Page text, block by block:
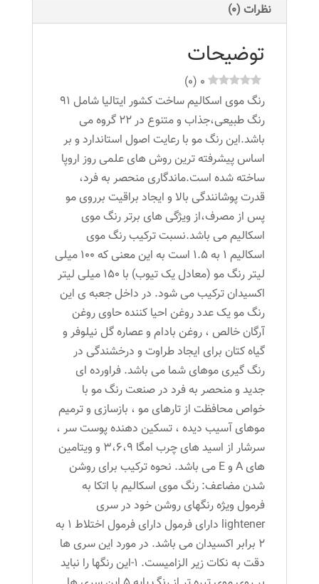
نظرات (0)
توضیحات
0
(
0
)
رنگ موی اسکالیم ساخت کشور ایتالیا شامل 91
رنگ طبیعی،جذاب و متنوع در 22 گروه می
باشد.این رنگ مو با رعایت اصول استاندارد و بر
اساس پیشرفته ترین روش های علمی روز اروپا
ساخته شده است.ماندگاری منحصر به فرد،
قدرت پوشانندگی بالا و ایجاد براقیت برروی مو
پس از مصرف،از ویژگی های برتر رنگ موی
اسکالیم می باشد.نسبت ترکیب رنگ موی
اسکالیم 1 به 1.5 است به این معنی که 100 میلی
لیتر رنگ مو (معادل یک تیوب) با 150 میلی لیتر
اکسیدان ترکیب می شود. در داخل جعبه ی این
رنگ مو یک عدد روغن احیا کننده حاوی روغن
آرگان خالص ، روغن بادام و عصاره گل نیلوفر و
گیاه کتان برای ایجاد طراوت و درخشندگی در
رنگ گیری موهای شما می باشد. فراورده ای
جدید و منحصر به فرد در صنعت رنگ مو با
خواص محافظت از تارهای مو ، بازسازی و ترمیم
موهای آسیب دیده ، تسکین دهنده پوست سر ،
سرشار از اسید های چرب امگا 3،6،9 و ویتامین
های A و E می باشد. نحوه ترکیب برای روشن
شدن مضاعف: رنگ موی اسکالیم با اتکا به
فرمول ویژه رنگهای روشن خود در سری
lightener دارای فرمول دارای فرمول اختلاط 1 به
2 برابر اکسیدان می باشد. در مورد این سری ها
دقت به نکات زیر الزامیست. 1-این رنگها را نباید